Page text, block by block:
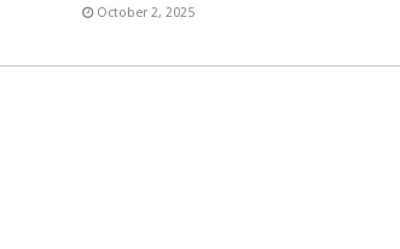
October 2, 2025